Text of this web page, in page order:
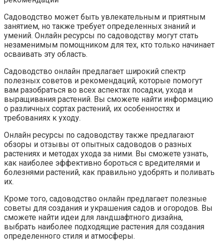
Садоводство может быть увлекательным и приятным
занятием, но также требует определенных знаний и
умений. Онлайн ресурсы по садоводству могут стать
незаменимым помощником для тех, кто только начинает
осваивать эту область.
Садоводство онлайн предлагает широкий спектр
полезных советов и рекомендаций, которые помогут
вам разобраться во всех аспектах посадки, ухода и
выращивания растений. Вы сможете найти информацию
о различных сортах растений, их особенностях и
требованиях к уходу.
Онлайн ресурсы по садоводству также предлагают
обзоры и отзывы от опытных садоводов о разных
растениях и методах ухода за ними. Вы сможете узнать,
как наиболее эффективно бороться с вредителями и
болезнями растений, как правильно удобрять и поливать
их.
Кроме того, садоводство онлайн предлагает полезные
советы для создания и украшения садов и огородов. Вы
сможете найти идеи для ландшафтного дизайна,
выбрать наиболее подходящие растения для создания
определенного стиля и атмосферы.